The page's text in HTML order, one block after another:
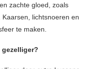
zachte gloed, zoals
lichtsnoeren en
te maken.
gezelliger?